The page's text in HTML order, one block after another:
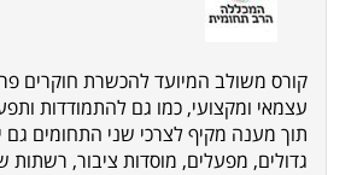
קורס משולב המיועד להכשרת חוקרים
עצמאי ומקצועי, כמו גם להתמודדות
תוך מענה מקיף לצרכי שני התחומים גם
גדולים, מפעלים, מוסדות ציבור, רשתות